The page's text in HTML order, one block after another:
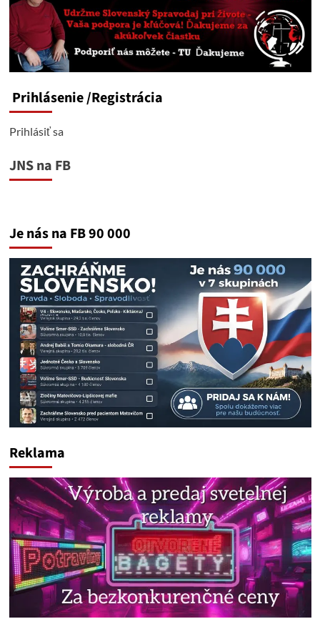
ZSSR
ukázali,
že
sa
„zbláznil“
Prihlásenie/Registrácia
Prihlásiť sa
JNS na FB
Je nás na FB 90 000
Reklama